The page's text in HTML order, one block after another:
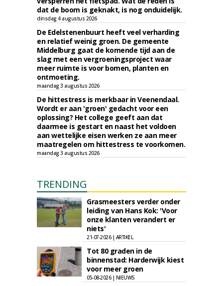
dat de boom is geknakt, is nog onduidelijk.
dinsdag 4 augustus 2026
De Edelstenenbuurt heeft veel verharding
en relatief weinig groen. De gemeente
Middelburg gaat de komende tijd aan de
slag met een vergroeningsproject waar
meer ruimte is voor bomen, planten en
ontmoeting.
maandag 3 augustus 2026
De hittestress is merkbaar in Veenendaal.
Wordt er aan 'groen' gedacht voor een
oplossing? Het college geeft aan dat
daarmee is gestart en naast het voldoen
aan wettelijke eisen werken ze aan meer
maatregelen om hittestress te voorkomen.
maandag 3 augustus 2026
TRENDING
Grasmeesters verder onder
leiding van Hans Kok: 'Voor
onze klanten verandert er
niets'
21-07-2026 | ARTIKEL
Tot 80 graden in de
binnenstad: Harderwijk kiest
voor meer groen
05-08-2026 | NIEUWS